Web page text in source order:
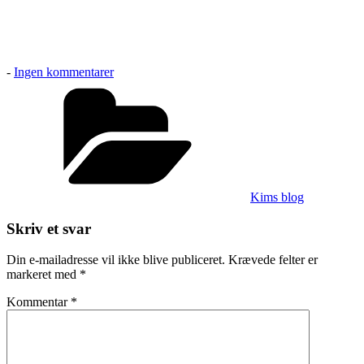
- Ingen kommentarertil
til
år
starter
rytmeværksted
Kims blog
Skriv et svar
Din e-mailadresse vil ikke blive publiceret. Krævede felter er
markeret med *
Kommentar *